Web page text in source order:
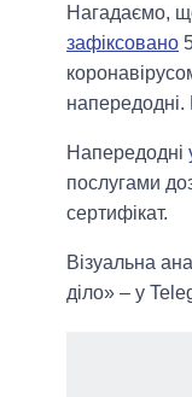
Нагадаємо,
зафіксовано
Напередодні
послугами
сертифікат.
Візуальна
діло» – у